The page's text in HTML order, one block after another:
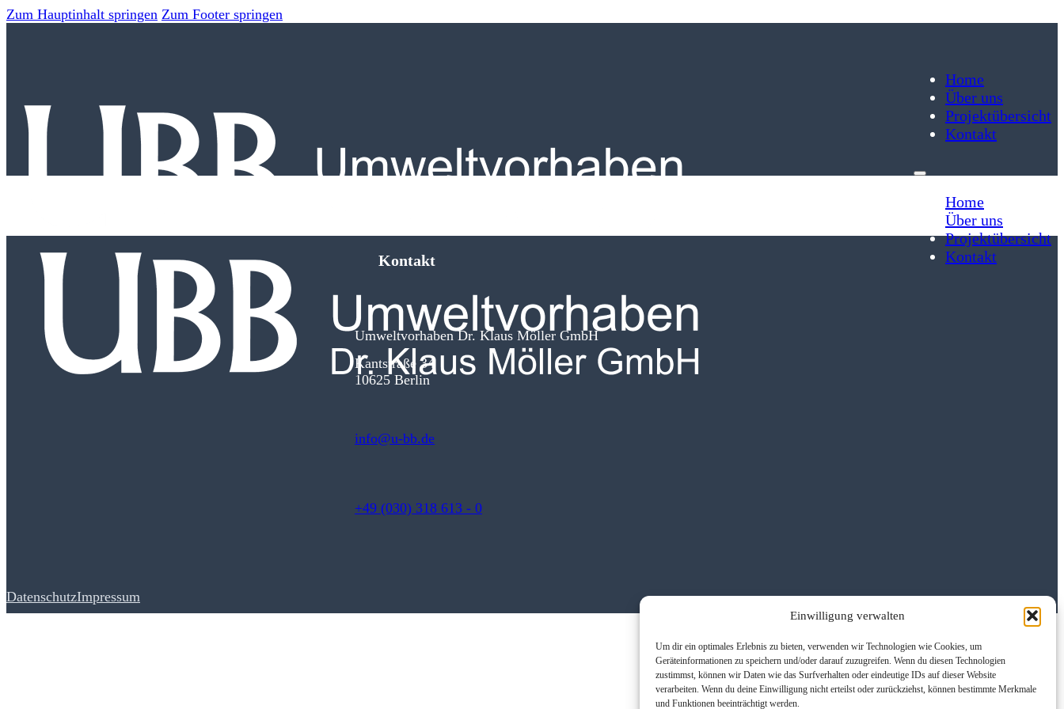
Einwilligung verwalten
Um dir ein optimales Erlebnis zu bieten, verwenden wir Technologien wie Cookies, um
Geräteinformationen zu speichern und/oder darauf zuzugreifen. Wenn du diesen Technologien
zustimmst, können wir Daten wie das Surfverhalten oder eindeutige IDs auf dieser Website
verarbeiten. Wenn du deine Einwilligung nicht erteilst oder zurückziehst, können bestimmte Merkmale
und Funktionen beeinträchtigt werden.
Zum Hauptinhalt springen Zum Footer springen
Home
Über uns
Projektübersicht
Kontakt
Home
Über uns
Projektübersicht
Kontakt
Kontakt
Umweltvorhaben Dr. Klaus Möller GmbH
Kantstraße 34
10625 Berlin
info@u-bb.de
+49 (030) 318 613 - 0
DatenschutzImpressum